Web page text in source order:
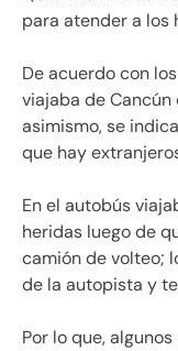
para atender a los
De acuerdo con
viajaba de
asimismo, se
que hay
En el autobús
heridas luego de
camión de volteo;
de la autopista y
Por lo que,